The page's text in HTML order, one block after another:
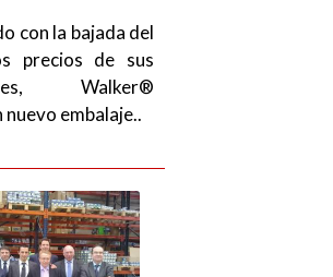
con la bajada del
precios de sus
Walker®
nuevo embalaje..